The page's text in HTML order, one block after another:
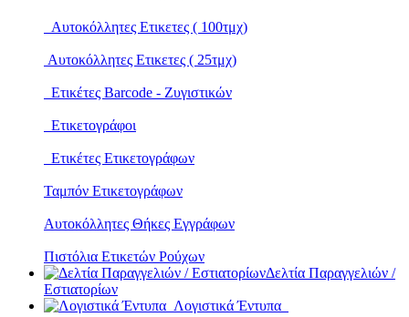
Αυτοκόλλητες Ετικετες ( 100τμχ)
Αυτοκόλλητες Ετικετες ( 25τμχ)
Ετικέτες Barcode - Ζυγιστικών
Ετικετογράφοι
Ετικέτες Ετικετογράφων
Ταμπόν Ετικετογράφων
Αυτοκόλλητες Θήκες Εγγράφων
Πιστόλια Ετικετών Ρούχων
Δελτία Παραγγελιών /
Εστιατορίων
Λογιστικά Έντυπα